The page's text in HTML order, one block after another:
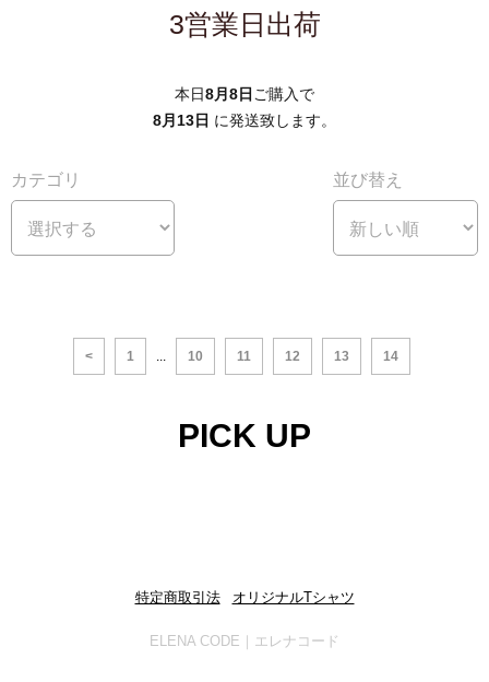
3営業日出荷
本日8月8日 ご購入で
8月13日 に発送致します。
カテゴリ 並び替え
< 1 ... 10 11 12 13 14
PICK UP
特定商取引法| オリジナルTシャツ
ELENA CODE｜エレナコード